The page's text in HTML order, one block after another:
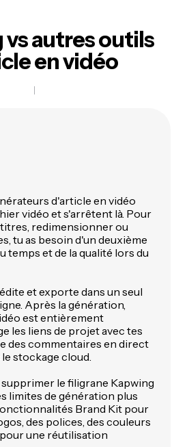
autres outils
en vidéo
d'article en vidéo
vidéo et s'arrêtent là. Pour
redimensionner ou
tu as besoin d'un deuxième
temps et de la qualité lors du
et exporte dans un seul
Après la génération,
est entièrement
les liens de projet avec tes
des commentaires en direct
stockage cloud.
le filigrane Kapwing
limites de génération plus
Brand Kit pour
des polices, des couleurs
une réutilisation